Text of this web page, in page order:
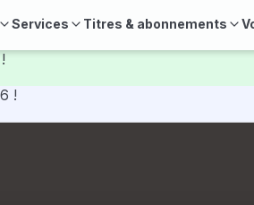
Services Titres & abonnements
!